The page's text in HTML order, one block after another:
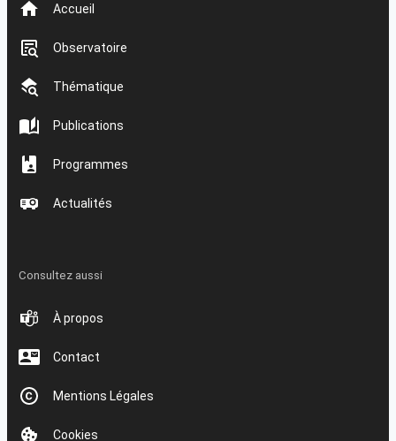
Accueil
Observatoire
Thématique
Publications
Programmes
Actualités
Consultez aussi
À propos
Contact
Mentions Légales
Cookies